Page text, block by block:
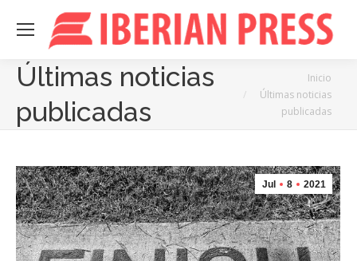
Últimas noticias
publicadas
Inicio
Últimas noticias
publicadas
Jul 8 2021